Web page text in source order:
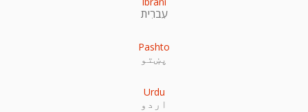
עִברִית
Pashto
پښتو
Urdu
اردو